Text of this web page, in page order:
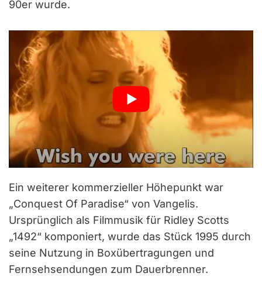
90er wurde.
Ein weiterer kommerzieller Höhepunkt war
„Conquest Of Paradise“ von Vangelis.
Ursprünglich als Filmmusik für Ridley Scotts
„1492“ komponiert, wurde das Stück 1995 durch
seine Nutzung in Boxübertragungen und
Fernsehsendungen zum Dauerbrenner.